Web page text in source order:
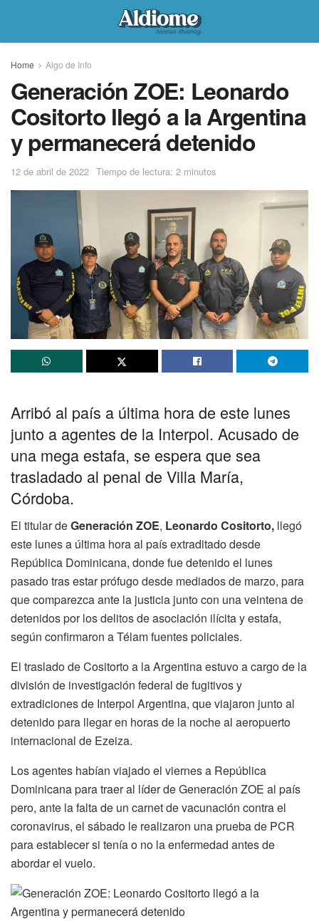
Home Algo de Info
Generación ZOE: Leonardo
Cositorto llegó a la Argentina
y permanecerá detenido
12 de abril de 2022 Tiempo de lectura: 2 minutos
Arribó al país a última hora de este lunes
junto a agentes de la Interpol. Acusado de
una mega estafa, se espera que sea
trasladado al penal de Villa María,
Córdoba.
El titular deGeneración ZOE, Leonardo Cositorto, llegó
este lunes a última hora al país extraditado desde
República Dominicana, donde fue detenido el lunes
pasado tras estar prófugo desde mediados de marzo, para
que comparezca ante la justicia junto con una veintena de
detenidos por los delitos de asociación ilícita y estafa,
según confirmaron a Télam fuentes policiales.
El traslado de Cositorto a la Argentina estuvo a cargo de la
división de investigación federal de fugitivos y
extradiciones de Interpol Argentina, que viajaron junto al
detenido para llegar en horas de la noche al aeropuerto
internacional de Ezeiza.
Los agentes habían viajado el viernes a República
Dominicana para traer al líder de Generación ZOE al país
pero, ante la falta de un carnet de vacunación contra el
coronavirus, el sábado le realizaron una prueba de PCR
para establecer si tenía o no la enfermedad antes de
abordar el vuelo.